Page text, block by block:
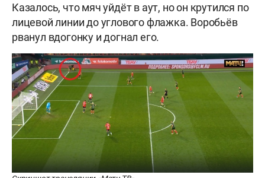
Казалось, что мяч уйдёт в аут, но он крутился по
лицевой линии до углового флажка. Воробьёв
рванул вдогонку и догнал его.